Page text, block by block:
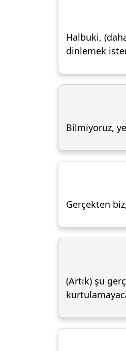
Halbuki,
dinlemek
Bilmiyoruz,
Gerçekten
(Artık) şu